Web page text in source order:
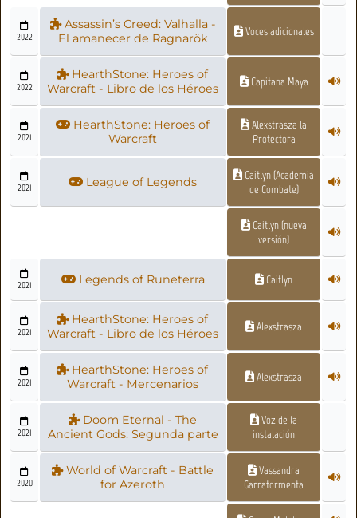
2022
Assassin’s Creed: Valhalla -
El amanecer de Ragnarök
Voces adicionales
2022
HearthStone: Heroes of
Warcraft - Libro de los Héroes
Capitana Maya
2021
HearthStone: Heroes of
Warcraft
Alexstrasza la
Protectora
2021 League of Legends
Caitlyn (Academia
de Combate)
Caitlyn (nueva
versión)
2021 Legends of Runeterra Caitlyn
2021
HearthStone: Heroes of
Warcraft - Libro de los Héroes
Alexstrasza
2021
HearthStone: Heroes of
Warcraft - Mercenarios
Alexstrasza
2021
Doom Eternal - The
Ancient Gods: Segunda parte
Voz de la
instalación
2020
World of Warcraft - Battle
for Azeroth
Vassandra
Garratormenta